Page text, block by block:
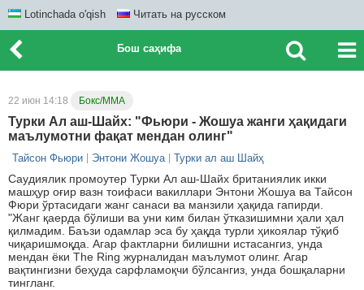
Lotinchada o'qish Читать на русском
Бош саҳифа
22 июн 14:18 Бокс/ММА
Турки Ал аш-Шайх: "Фьюри - Жошуа жанги ҳақидаги
маълумотни фақат мендан олинг"
Тайсон Фьюри Энтони Жошуа Турки ал аш Шайҳ
Саудиялик промоутер Турки Ал аш-Шайх британиялик икки
машҳур оғир вазн тоифаси вакиллари Энтони Жошуа ва Тайсон
Фюри ўртасидаги жанг санаси ва манзили ҳақида гапирди.
"Жанг қаерда бўлиши ва уни ким билан ўтказишимни ҳали ҳал
қилмадим. Баъзи одамлар эса бу ҳақда турли ҳикоялар тўқиб
чиқаришмоқда. Агар фактларни билишни истасангиз, унда
мендан ёки The Ring журналидан маълумот олинг. Агар
вақтингизни беҳуда сарфламоқчи бўлсангиз, унда бошқаларни
тингланг.